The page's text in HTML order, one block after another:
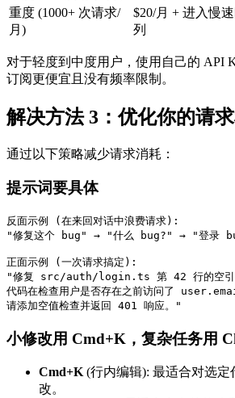
重度 (1000+ 次请求/
月)
$20/月 + 进入慢
列
对于轻度到中度用户，使用自己的 API
订阅更便宜且没有频率限制。
解决方法 3：优化你的请
通过以下策略减少请求消耗：
提示词要具体
反面示例 (在来回对话中浪费请求):
"修复这个 bug" → "什么 bug?" → "登录
正面示例 (一次请求搞定):
"修复 src/auth/login.ts 第 42 行的空引
代码在检查用户是否存在之前访问了
小修改用 Cmd+K，复杂任务用
Cmd+K(行内编辑): 最适合对选定
改。